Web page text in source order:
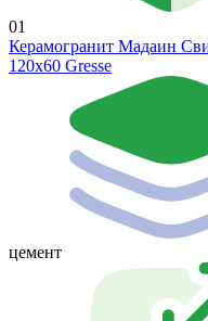
01
Керамогранит Мадаин
120х60 Gresse
цемент